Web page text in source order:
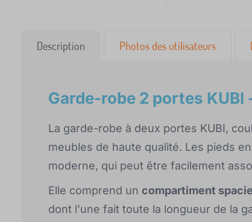
Description Photos des utilisateurs
Garde-robe 2 portes KUBI
La garde-robe à deux portes KUBI,
meubles de haute qualité. Les pieds
moderne, qui peut être facilement
Elle comprend un compartiment
dont l'une fait toute la longueur de la